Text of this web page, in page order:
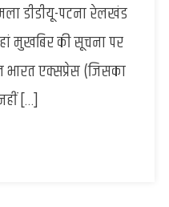
डीडीयू-पटना रेलखंड
मुखबिर की सूचना पर
भारत एक्सप्रेस (जिसका
[…]